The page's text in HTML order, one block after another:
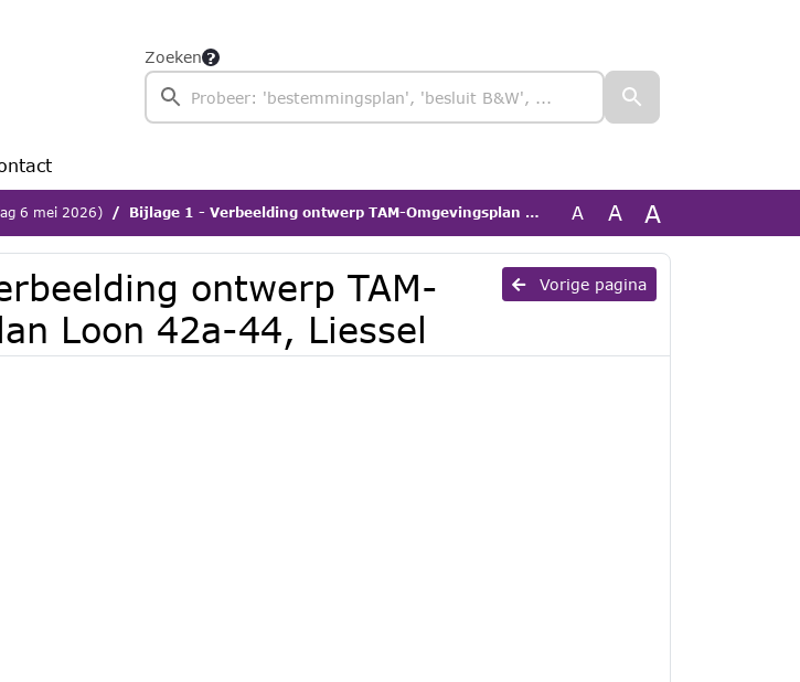
Zoeken
6 mei 2026) Bijlage 1 - Verbeelding ontwerp TAM-Omgevingsplan Loon 42a-44, Liessel A A A
Vorige pagina
ontwerp TAM-
Loon 42a-44, Liessel